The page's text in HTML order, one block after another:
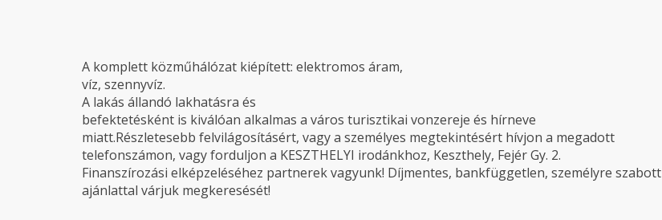
A komplett közműhálózat kiépített: elektromos áram,
víz, szennyvíz.
A lakás állandó lakhatásra és
befektetésként is kiválóan alkalmas a város turisztikai vonzereje és hírneve
miatt.Részletesebb felvilágosításért, vagy a személyes megtekintésért hívjon a megadott
telefonszámon, vagy forduljon a KESZTHELYI irodánkhoz, Keszthely, Fejér Gy. 2.
Finanszírozási elképzeléséhez partnerek vagyunk! Díjmentes, bankfüggetlen, személyre szabott
ajánlattal várjuk megkeresését!